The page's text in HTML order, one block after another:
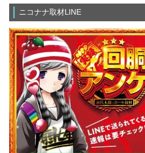
ニコナナ取材LINE